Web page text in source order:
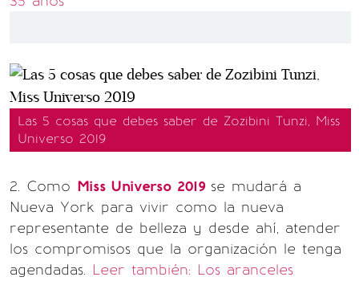
Las 5 cosas que debes saber de Zozibini Tunzi, Miss
Universo 2019
2. Como Miss Universo 2019 se mudará a
Nueva York para vivir como la nueva
representante de belleza y desde ahí, atender
los compromisos que la organización le tenga
agendadas. Leer también: Los aranceles